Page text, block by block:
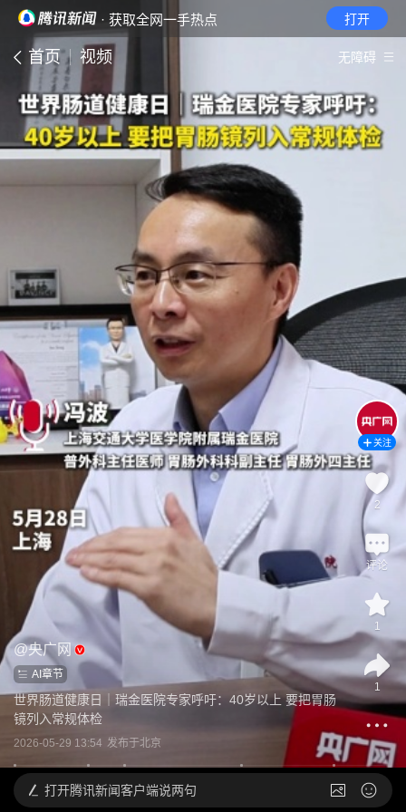
· 获取全网一手热点 打开
首页 视频 无障碍
@央广网
AI章节
世界肠道健康日｜瑞金医院专家呼吁：40岁以上 要把胃肠
镜列入常规体检
2026-05-29 13:54 发布于北京
关注
2
评论
1
1
打开腾讯新闻客户端说两句